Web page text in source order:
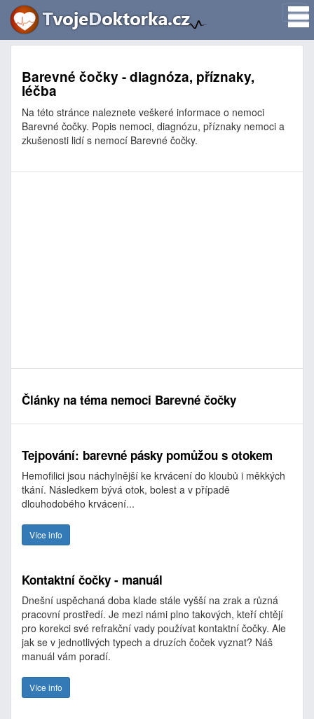
Barevné čočky - diagnóza, příznaky,
léčba
Na této stránce naleznete veškeré informace o nemoci
Barevné čočky. Popis nemoci, diagnózu, příznaky nemoci a
zkušenosti lidí s nemocí Barevné čočky.
Články na téma nemoci Barevné čočky
Tejpování: barevné pásky pomůžou s otokem
Hemofilici jsou náchylnější ke krvácení do kloubů i měkkých
tkání. Následkem bývá otok, bolest a v případě
dlouhodobého krvácení...
Více info
Kontaktní čočky - manuál
Dnešní uspěchaná doba klade stále vyšší na zrak a různá
pracovní prostředí. Je mezi námi plno takových, kteří chtějí
pro korekci své refrakční vady používat kontaktní čočky. Ale
jak se v jednotlivých typech a druzích čoček vyznat? Náš
manuál vám poradí.
Více info